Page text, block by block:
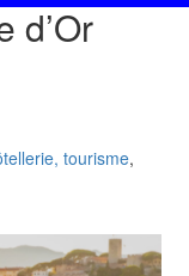
d’Or
tourisme,